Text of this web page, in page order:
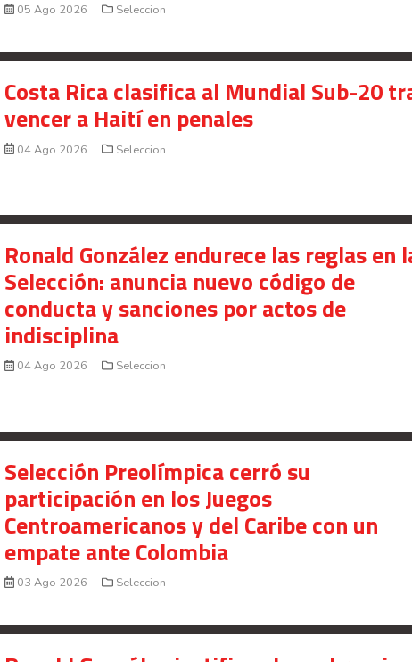
05 Ago 2026 Seleccion
Costa Rica clasifica al Mundial Sub-20
vencer a Haití en penales
04 Ago 2026 Seleccion
Ronald González endurece las reglas en
Selección: anuncia nuevo código de
conducta y sanciones por actos de
indisciplina
04 Ago 2026 Seleccion
Selección Preolímpica cerró su
participación en los Juegos
Centroamericanos y del Caribe con un
empate ante Colombia
03 Ago 2026 Seleccion